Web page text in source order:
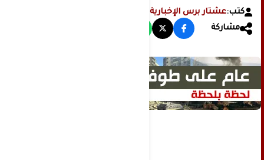
كتب:عشتار برس الإخبارية
مشاركة